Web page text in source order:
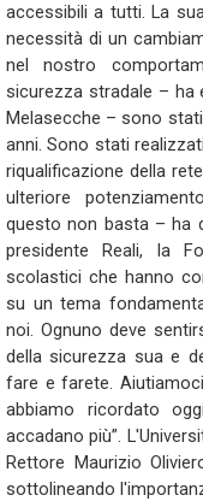
accessibili a tutti. La
necessità di un
nel nostro
sicurezza stradale – ha
Melasecche – sono
anni. Sono stati
riqualificazione della
ulteriore
questo non basta – ha
presidente Reali, la
scolastici che hanno
su un tema
noi. Ognuno deve
della sicurezza sua e
fare e farete.
abbiamo ricordato
accadano più”.
Rettore Maurizio
sottolineando